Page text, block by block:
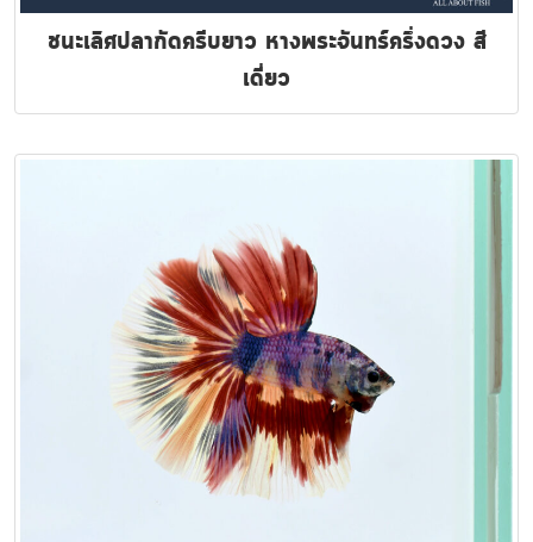
ชนะเลิศปลากัดครีบยาว หางพระจันทร์ครึ่งดวง สี
เดี่ยว